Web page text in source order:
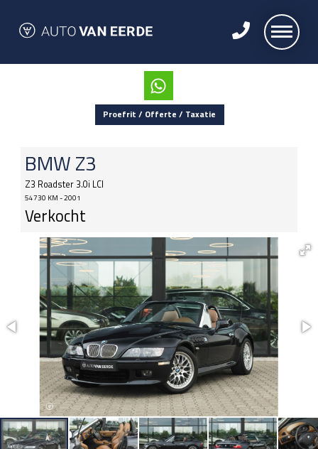
Proefrit / Offerte / Taxatie
BMWZ3
Z3 Roadster 3.0i LCI
54730 KM - 2001
Verkocht